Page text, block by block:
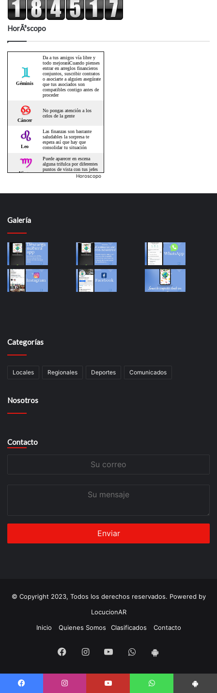
HorÃ³scopo
Horoscopo
Galería
Categorías
Locales Regionales Deportes Comunicados
Nosotros
Contacto
© Copyright 2023, Todos los derechos reservados. Powered by
LocucionAR
Inicio
Quienes Somos Clasificados Contacto
FacebookInstagramYoutubeWhatsapp
Android